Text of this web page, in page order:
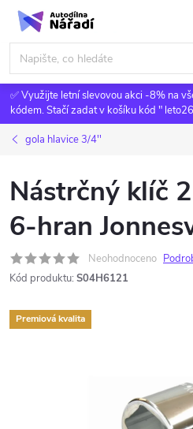
Přejít
obsah
✅ Využijte letní slevovou akci -8% na
kódem. Stačí zadat v košíku kód "
gola hlavice 3/4''
Nástrčný klíč
6-hran
Neohodnoceno
Kód produktu: S04H6121
Premiová kvalita